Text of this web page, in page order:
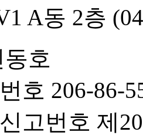
A동 2층
호
호 206-86-
고번호 제